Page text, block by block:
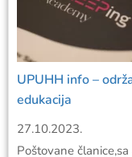
UPUHH info –
edukacija
27.10.2023.
Poštovane